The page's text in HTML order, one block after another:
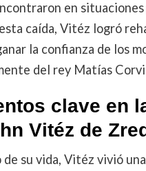
en situaciones
caída, Vitéz logró
la confianza de los
del rey Matías
clave en
Vitéz de
de su vida, Vitéz vivió